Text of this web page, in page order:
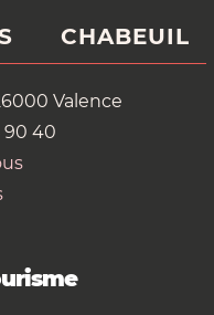
CHABEUIL
Valence
90 40